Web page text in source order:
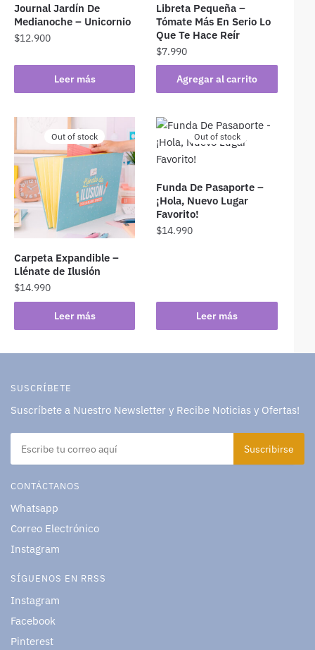
Journal Jardín De
Medianoche – Unicornio
$12.900
Leer más
Libreta Pequeña –
Tómate Más En Serio Lo
Que Te Hace Reír
$7.990
Agregar al carrito
Out of stock
Carpeta Expandible –
Llénate de Ilusión
$14.990
Leer más
Out of stock
Funda De Pasaporte –
¡Hola, Nuevo Lugar
Favorito!
$14.990
Leer más
SUSCRÍBETE
Suscríbete a Nuestro Newsletter y Recibe Noticias y Ofertas!
CONTÁCTANOS
Whatsapp
Correo Electrónico
Instagram
SÍGUENOS EN RRSS
Instagram
Facebook
Pinterest